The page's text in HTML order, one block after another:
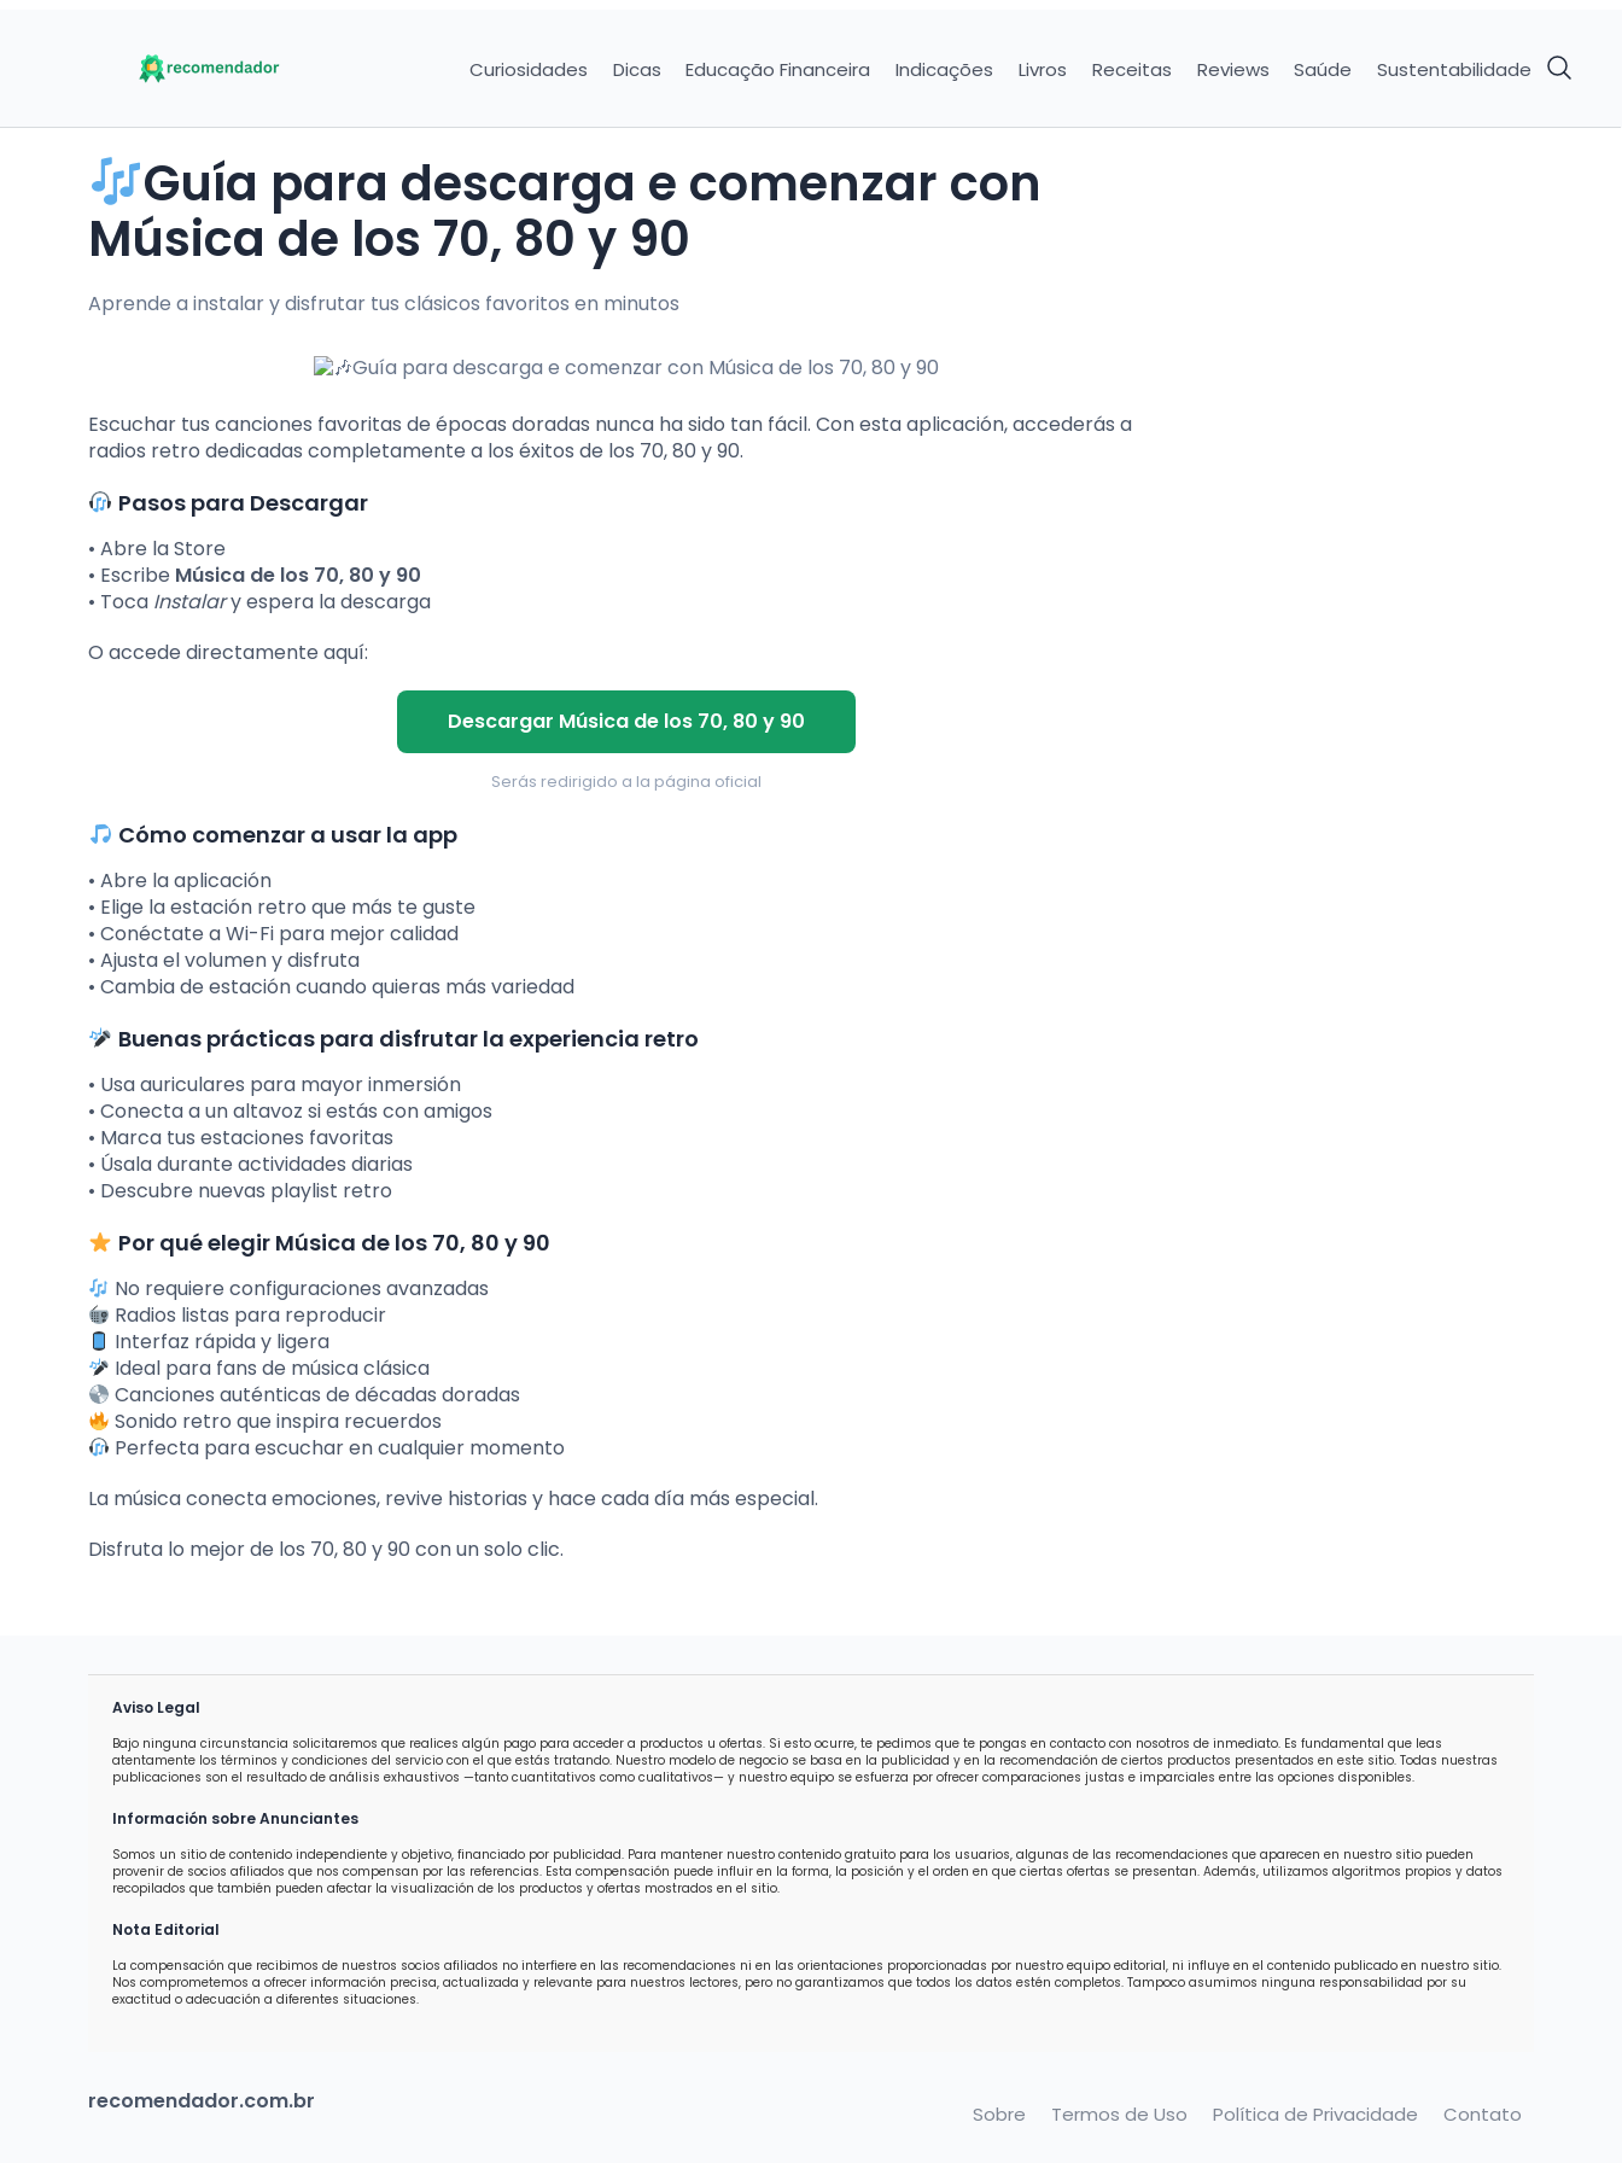
Curiosidades Dicas Educação Financeira Indicações Livros Receitas Reviews Saúde Sustentabilidade
Guía para descarga e comenzar con
Música de los 70, 80 y 90
Aprende a instalar y disfrutar tus clásicos favoritos en minutos
Escuchar tus canciones favoritas de épocas doradas nunca ha sido tan fácil. Con esta aplicación, accederás a
radios retro dedicadas completamente a los éxitos de los 70, 80 y 90.
Pasos para Descargar
• Abre la Store
• Escribe Música de los 70, 80 y 90
• Toca Instalary espera la descarga
O accede directamente aquí:
Descargar Música de los 70, 80 y 90
Serás redirigido a la página oficial
Cómo comenzar a usar la app
• Abre la aplicación
• Elige la estación retro que más te guste
• Conéctate a Wi-Fi para mejor calidad
• Ajusta el volumen y disfruta
• Cambia de estación cuando quieras más variedad
Buenas prácticas para disfrutar la experiencia retro
• Usa auriculares para mayor inmersión
• Conecta a un altavoz si estás con amigos
• Marca tus estaciones favoritas
• Úsala durante actividades diarias
• Descubre nuevas playlist retro
Por qué elegir Música de los 70, 80 y 90
No requiere configuraciones avanzadas
Radios listas para reproducir
Interfaz rápida y ligera
Ideal para fans de música clásica
Canciones auténticas de décadas doradas
Sonido retro que inspira recuerdos
Perfecta para escuchar en cualquier momento
La música conecta emociones, revive historias y hace cada día más especial.
Disfruta lo mejor de los 70, 80 y 90 con un solo clic.
Aviso Legal
Bajo ninguna circunstancia solicitaremos que realices algún pago para acceder a productos u ofertas. Si esto ocurre, te pedimos que te pongas en contacto con nosotros de inmediato. Es fundamental que leas
atentamente los términos y condiciones del servicio con el que estás tratando. Nuestro modelo de negocio se basa en la publicidad y en la recomendación de ciertos productos presentados en este sitio. Todas nuestras
publicaciones son el resultado de análisis exhaustivos —tanto cuantitativos como cualitativos— y nuestro equipo se esfuerza por ofrecer comparaciones justas e imparciales entre las opciones disponibles.
Información sobre Anunciantes
Somos un sitio de contenido independiente y objetivo, financiado por publicidad. Para mantener nuestro contenido gratuito para los usuarios, algunas de las recomendaciones que aparecen en nuestro sitio pueden
provenir de socios afiliados que nos compensan por las referencias. Esta compensación puede influir en la forma, la posición y el orden en que ciertas ofertas se presentan. Además, utilizamos algoritmos propios y datos
recopilados que también pueden afectar la visualización de los productos y ofertas mostrados en el sitio.
Nota Editorial
La compensación que recibimos de nuestros socios afiliados no interfiere en las recomendaciones ni en las orientaciones proporcionadas por nuestro equipo editorial, ni influye en el contenido publicado en nuestro sitio.
Nos comprometemos a ofrecer información precisa, actualizada y relevante para nuestros lectores, pero no garantizamos que todos los datos estén completos. Tampoco asumimos ninguna responsabilidad por su
exactitud o adecuación a diferentes situaciones.
recomendador.com.br Sobre Termos de Uso Política de Privacidade Contato